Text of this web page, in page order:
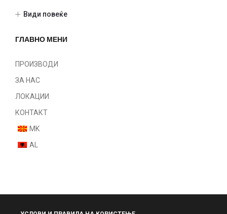
Шминка
Парфеми
Некатегоризирано
Види повеќе
ГЛАВНО МЕНИ
ПРОИЗВОДИ
ЗА НАС
ЛОКАЦИИ
КОНТАКТ
MK
AL